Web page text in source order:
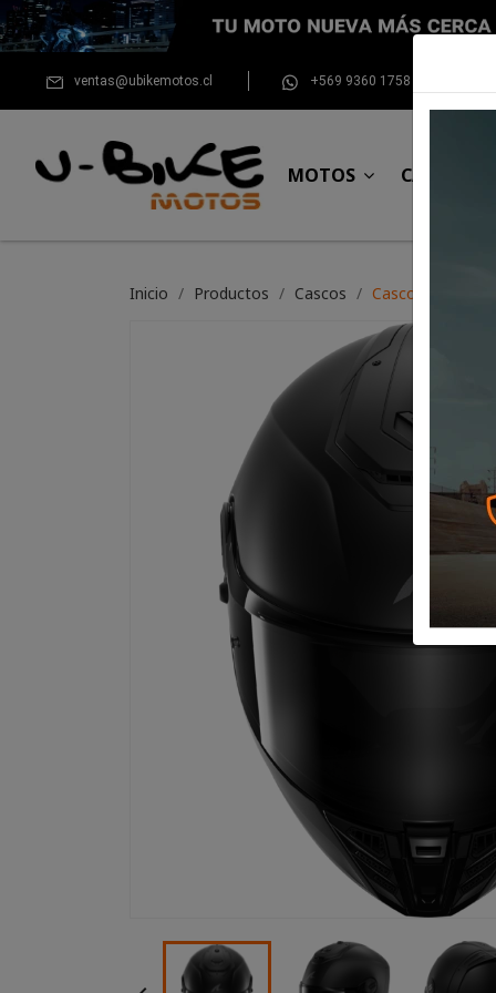
ventas@ubikemotos.cl +569 9360 1758
MOTOS CASCOS
Inicio Productos Cascos Casco Shark